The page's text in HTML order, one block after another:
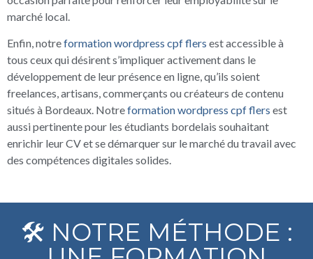
marché local.
Enfin, notreformation wordpress cpf flers est accessible à
tous ceux qui désirent s’impliquer activement dans le
développement de leur présence en ligne, qu’ils soient
freelances, artisans, commerçants ou créateurs de contenu
situés à Bordeaux. Notreformation wordpress cpf flers est
aussi pertinente pour les étudiants bordelais souhaitant
enrichir leur CV et se démarquer sur le marché du travail avec
des compétences digitales solides.
🛠️ NOTRE MÉTHODE :